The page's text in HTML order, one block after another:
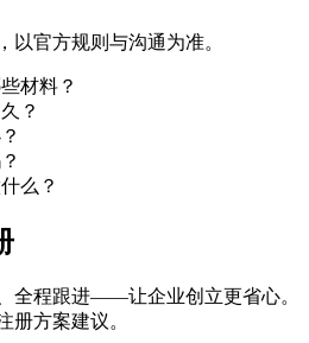
以官方规则与沟通为准。
材料？
？
么？
全程跟进——让企业创立更省心。
册方案建议。